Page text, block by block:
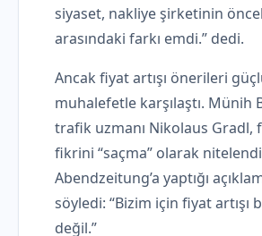
siyaset, nakliye şirketinin
arasındaki farkı emdi.” dedi.
Ancak fiyat artışı önerileri
muhalefetle karşılaştı. Münih
trafik uzmanı Nikolaus Gradl,
fikrini “saçma” olarak
Abendzeitung’a yaptığı
söyledi: “Bizim için fiyat artışı
değil.”